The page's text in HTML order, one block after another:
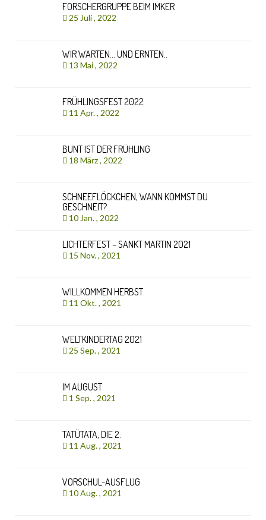
FORSCHERGRUPPE BEIM IMKER
25 Juli , 2022
WIR WARTEN… UND ERNTEN..
13 Mai , 2022
FRÜHLINGSFEST 2022
11 Apr. , 2022
BUNT IST DER FRÜHLING
18 März , 2022
SCHNEEFLÖCKCHEN, WANN KOMMST DU
GESCHNEIT?
10 Jan. , 2022
LICHTERFEST – SANKT MARTIN 2021
15 Nov. , 2021
WILLKOMMEN HERBST
11 Okt. , 2021
WELTKINDERTAG 2021
25 Sep. , 2021
IM AUGUST
1 Sep. , 2021
TATÜTATA, DIE 2.
11 Aug. , 2021
VORSCHUL-AUSFLUG
10 Aug. , 2021